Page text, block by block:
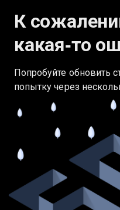
К
какая‑то
Попробуйте обновить
попытку через